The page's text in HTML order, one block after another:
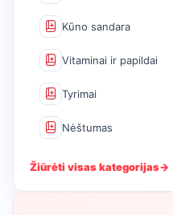
Kūno sandara
Vitaminai ir papildai
Tyrimai
Nėštumas
Žiūrėti visas kategorijas→